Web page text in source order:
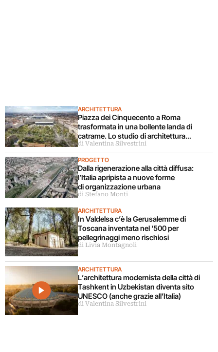
ARCHITETTURA
Piazza dei Cinquecento a Roma
trasformata in una bollente landa di
catrame. Lo studio di architettura
disconosce il progetto
di Valentina Silvestrini
PROGETTO
Dalla rigenerazione alla città diffusa:
l’Italia apripista a nuove forme
di organizzazione urbana
di Stefano Monti
ARCHITETTURA
In Valdelsa c’è la Gerusalemme di
Toscana inventata nel ‘500 per
pellegrinaggi meno rischiosi
di Livia Montagnoli
ARCHITETTURA
L’architettura modernista della città di
Tashkent in Uzbekistan diventa sito
UNESCO (anche grazie all’Italia)
di Valentina Silvestrini